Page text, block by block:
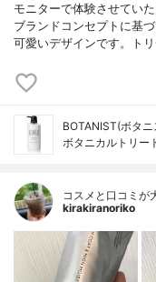
モニターで体験させてい
ブランドコンセプトに基
可愛いデザインです。ト
BOTANIST(ボタニ
ボタニカルトリー
コスメと口コミが
kirakiranoriko